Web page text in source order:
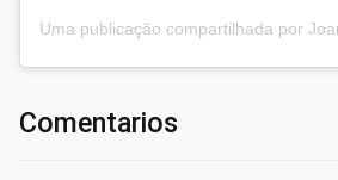
Comentarios